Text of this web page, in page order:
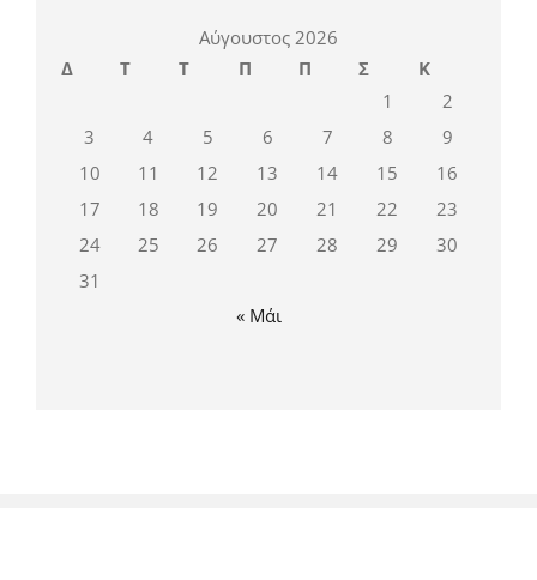
Αύγουστος 2026
Δ
Τ Τ Π Π Σ
Κ
1
2
3
4 5 6 7 8
9
10
11 12 13 14 15
16
17
18 19 20 21 22
23
24
25 26 27 28 29
30
31
« Μάι